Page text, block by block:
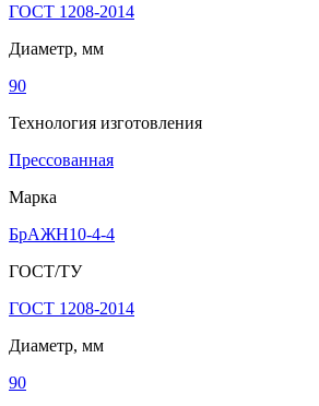
ГОСТ 1208-2014
Диаметр, мм
90
Технология изготовления
Прессованная
Марка
БрАЖН10-4-4
ГОСТ/ТУ
ГОСТ 1208-2014
Диаметр, мм
90